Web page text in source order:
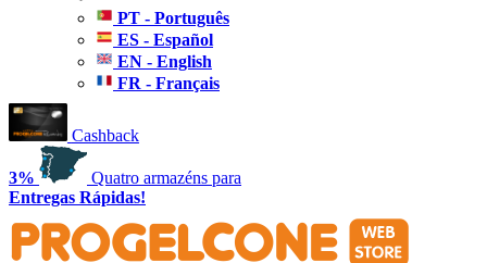
PT - Português
ES - Español
EN - English
FR - Français
Cashback
3%
Quatro armazéns para
Entregas Rápidas!